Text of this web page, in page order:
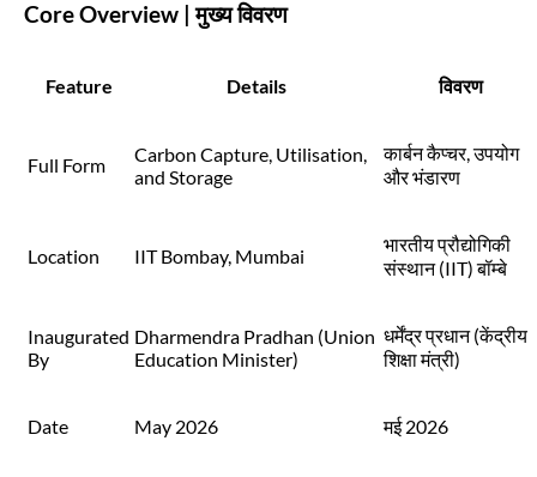
Core Overview | मुख्य विवरण
Feature Details विवरण
Full Form
Carbon Capture, Utilisation,
and Storage
कार्बन कैप्चर, उपयोग
और भंडारण
Location IIT Bombay, Mumbai
भारतीय प्रौद्योगिकी
संस्थान (IIT) बॉम्बे
Inaugurated
By
Dharmendra Pradhan (Union
Education Minister)
धर्मेंद्र प्रधान (केंद्रीय
शिक्षा मंत्री)
Date May 2026 मई 2026